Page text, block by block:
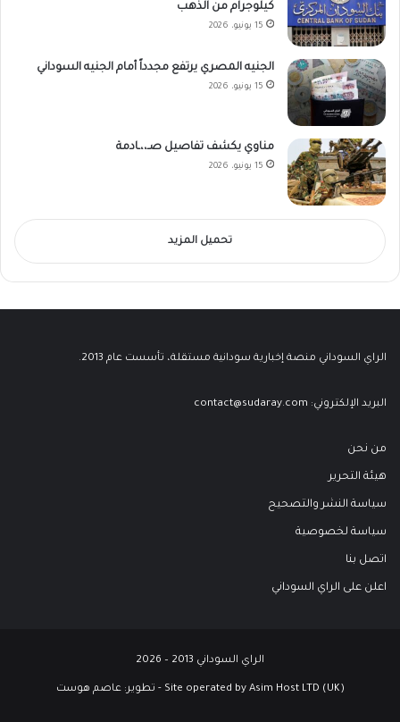
كيلوجرام من الذهب
15 يونيو، 2026
الجنيه المصري يرتفع مجدداً أمام الجنيه السوداني
15 يونيو، 2026
مناوي يكشف تفاصيل صـ،،ـادمة
15 يونيو، 2026
تحميل المزيد
الراي السوداني منصة إخبارية سودانية مستقلة، تأسست عام 2013.
البريد الإلكتروني: contact@sudaray.com
من نحن
هيئة التحرير
سياسة النشر والتصحيح
سياسة لخصوصية
اتصل بنا
اعلن على الراي السوداني
الراي السوداني 2013 – 2026
Site operated by Asim Host LTD (UK) - تطوير: عاصم هوست